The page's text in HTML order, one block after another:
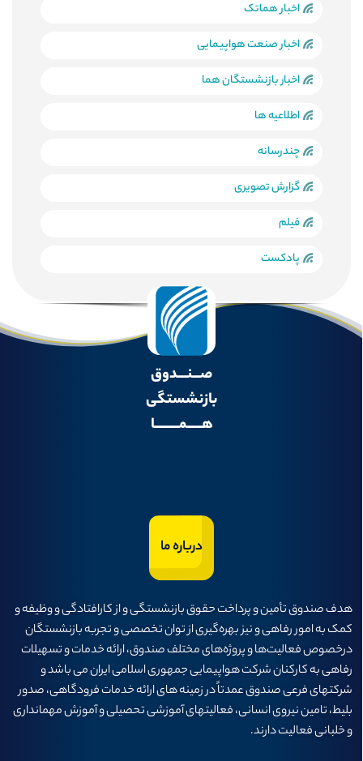
اخبار هماتک
اخبار صنعت هواپیمایی
اخبار بازنشستگان هما
اطلاعیه ها
چندرسانه
گزارش تصویری
فیلم
پادکست
صـــنــــدوق
بازنشستگی
هــــــمــــــــــا
درباره ما
هدف صندوق تأمين و پرداخت حقوق بازنشستگی و از كارافتادگی و وظيفه و
كمک به امور رفاهی و نيز بهره‌گيری از توان تخصصی و تجربه بازنشستگان
درخصوص فعاليت‌ها و پروژه‌های مختلف صندوق، ارائه خدمات و تسهيلات
رفاهی به كاركنان شركت هواپيمايی جمهوری اسلامی ايران می باشد و
شرکتهای فرعی صندوق عمدتاً در زمینه های ارائه خدمات فرودگاهی، صدور
بلیط، تامین نیروی انسانی، فعالیتهای آموزشی تحصیلی و آموزش مهمانداری
و خلبانی فعالیت دارند.